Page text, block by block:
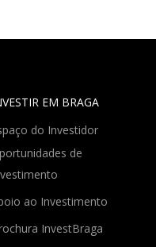
EM BRAGA
do Investidor
de
ao Investimento
InvestBraga